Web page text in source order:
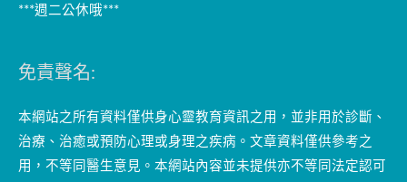
***週二公休哦***
免責聲名:
本網站之所有資料僅供身心靈教育資訊之用，並非用於診斷、
治療、治癒或預防心理或身理之疾病。文章資料僅供參考之
用，不等同醫生意見。本網站內容並未提供亦不等同法定認可